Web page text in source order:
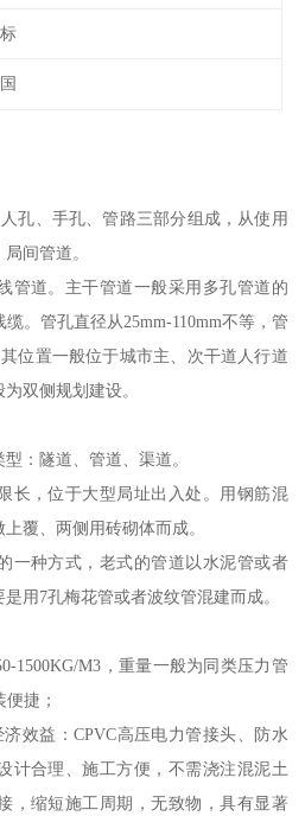
孔、手孔、管路三部分组成，从使用
间管道。
管道。主干管道一般采用多孔管道的
。管孔直径从25mm-110mm不等，管
位置一般位于城市主、次干道人行道
双侧规划建设。
：隧道、管道、渠道。
长，位于大型局址出入处。用钢筋混
覆、两侧用砖砌体而成。
一种方式，老式的管道以水泥管或者
用7孔梅花管或者波纹管混建而成。
1500KG/M3，重量一般为同类压力管
便捷；
效益：CPVC高压电力管接头、防水
计合理、施工方便，不需浇注混泥土
，缩短施工周期，无致物，具有显著